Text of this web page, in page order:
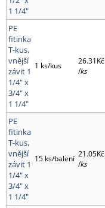
1 1/4"
PE
fitinka
T-kus,
vnější
závit 1
1/4" x
3/4" x
1 1/4"
1 ks/kus
26.31Kč
/ks
PE
fitinka
T-kus,
vnější
závit 1
1/4" x
3/4" x
1 1/4"
15 ks/balení 21.05Kč
/ks